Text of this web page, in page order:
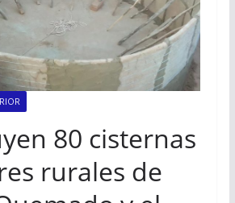
80 cisternas
rurales de